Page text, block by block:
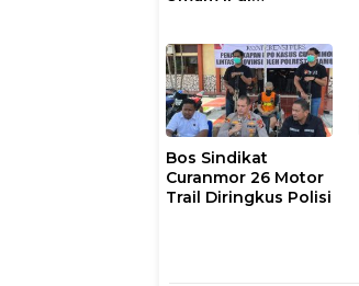
VI 2026
Bos Sindikat
Curanmor 26 Motor
Trail Diringkus Polisi